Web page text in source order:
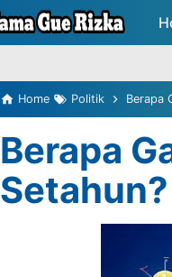
Home Politik Berapa
Berapa
Setahun?